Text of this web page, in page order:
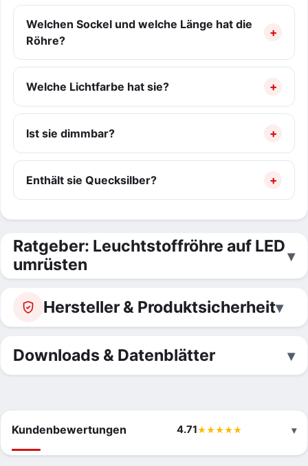
Welchen Sockel und welche Länge hat die
Röhre?
Welche Lichtfarbe hat sie?
Ist sie dimmbar?
Enthält sie Quecksilber?
Ratgeber: Leuchtstoffröhre auf LED
umrüsten
Hersteller & Produktsicherheit
Downloads & Datenblätter
Kundenbewertungen 4.71